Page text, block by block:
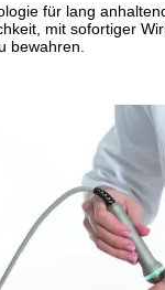
für lang
mit sofortiger
bewahren.